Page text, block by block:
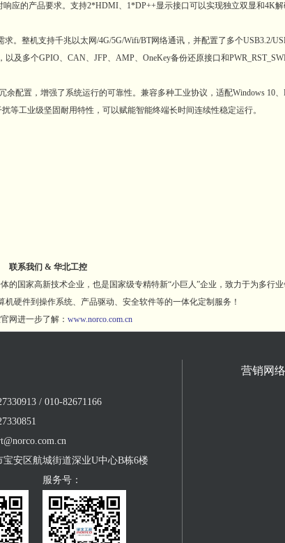
应的产品要求。支持2*HDMI、1*DP++显示接口可以实现独立双显和4K
整机支持千兆以太网/4G/5G/Wifi/BT网络通讯，并配置了多个USB3.2/
及多个GPIO、CAN、JFP、AMP、OneKey备份还原接口和
置，增强了系统运行的可靠性。兼容多种工业协议，适配Windows 10
工业级坚固耐用特性，可以赋能智能终端长时间连续性稳定运行。
联系我们 & 华北工控
国家高新技术企业，也是国家级专精特新“小巨人”企业，致力于为多行业
硬件到操作系统、产品驱动、安全软件等的一体化定制服务！
网进一步了解： www.norco.com.cn
/ 010-82671166
宝安区航城街道深业U中心B栋6楼
服务号：
营销网络